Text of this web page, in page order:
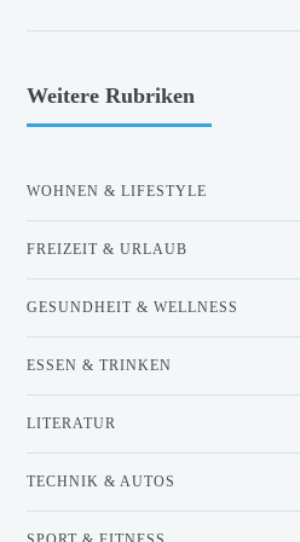
Weitere Rubriken
WOHNEN & LIFESTYLE
FREIZEIT & URLAUB
GESUNDHEIT & WELLNESS
ESSEN & TRINKEN
LITERATUR
TECHNIK & AUTOS